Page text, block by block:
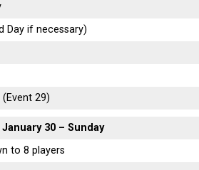
Day if necessary)
29)
January 30 – Sunday
to 8 players